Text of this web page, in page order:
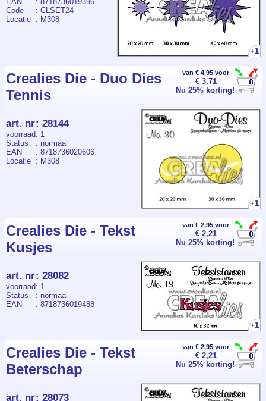
+1
Code
: CLSET24
Locatie : M308
van € 4,95 voor
€ 3,71
Nu 25% korting!
Crealies Die - Duo Dies
Tennis
+1
art. nr: 28144
voorraad: 1
Status
: normaal
EAN
: 8718736020606
Locatie : M308
van € 2,95 voor
€ 2,21
Nu 25% korting!
Crealies Die - Tekst
Kusjes
+1
art. nr: 28082
voorraad: 1
Status
: normaal
EAN
: 8718736019488
van € 2,95 voor
€ 2,21
Nu 25% korting!
Crealies Die - Tekst
Beterschap
art. nr: 28073